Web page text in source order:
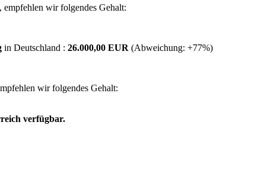
empfehlen wir folgendes Gehalt:
in Deutschland : 26.000,00 EUR (Abweichung: +77%)
wir folgendes Gehalt:
verfügbar.